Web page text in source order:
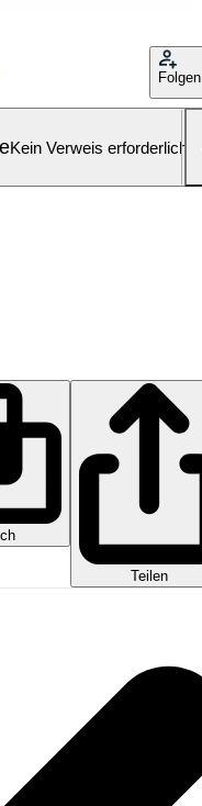
Folgen
Kein Verweis erforderlich
Teilen